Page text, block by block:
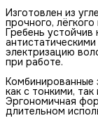
Изготовлен из
прочного,
Гребень
электризацию
при работе.
Комбинированные
как с тонкими,
Эргономичная
длительном